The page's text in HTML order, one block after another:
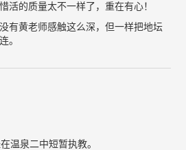
活的质量太不一样了，重在有心！
有黄老师感触这么深，但一样把地坛
。
温泉二中短暂执教。